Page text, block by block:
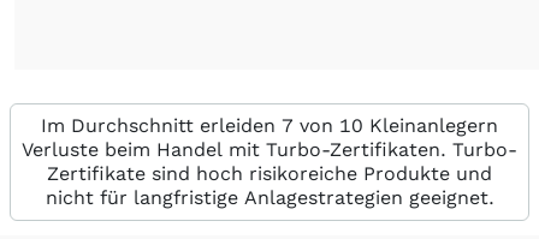
Im Durchschnitt erleiden 7 von 10 Kleinanlegern
Verluste beim Handel mit Turbo-Zertifikaten. Turbo-
Zertifikate sind hoch risikoreiche Produkte und
nicht für langfristige Anlagestrategien geeignet.